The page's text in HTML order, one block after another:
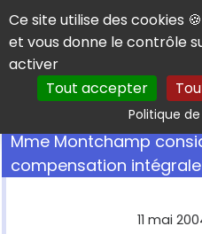
Panneau de gestion des
Ce site utilise des cookies 🍪
et vous donne le contrôle
activer
Tout accepter
Politique
Mme Montchamp
compensation
11 mai